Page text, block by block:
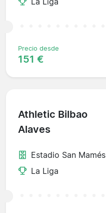
Precio desde
151 €
Athletic Bilbao
Alaves
Estadio San Mamés
La Liga